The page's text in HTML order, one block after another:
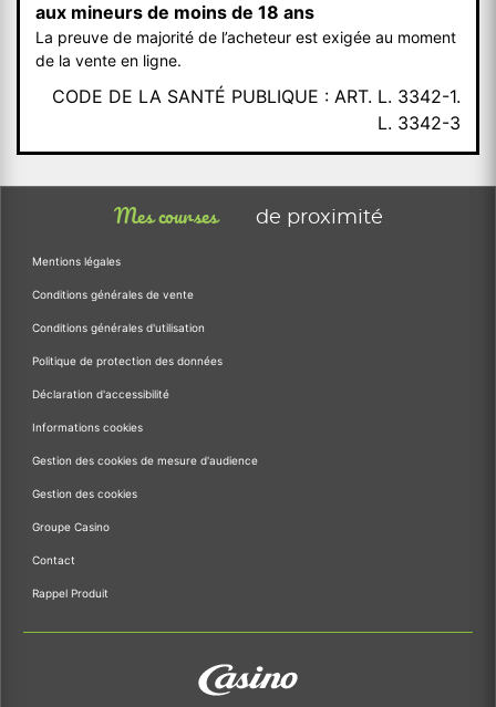
aux mineurs de moins de 18 ans
La preuve de majorité de l’acheteur est exigée au moment
de la vente en ligne.
CODE DE LA SANTÉ PUBLIQUE : ART. L. 3342-1.
L. 3342-3
Mes courses de proximité
Mentions légales
Conditions générales de vente
Conditions générales d'utilisation
Politique de protection des données
Déclaration d'accessibilité
Informations cookies
Gestion des cookies de mesure d'audience
Gestion des cookies
Groupe Casino
Contact
Rappel Produit